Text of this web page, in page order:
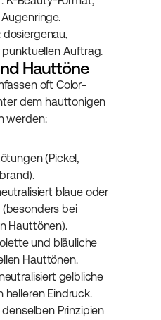
dosiergenau,
Auftrag.
Hauttöne
oft Color-
dem hauttonigen
werden:
(Pickel,
blaue oder
bei
Hauttönen).
und bläuliche
Hauttönen.
gelbliche
helleren Eindruck.
Prinzipien